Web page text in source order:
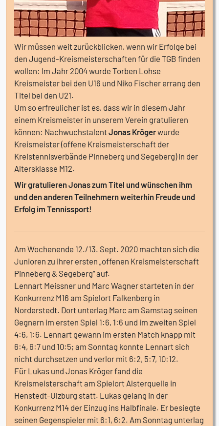
Wir müssen weit zurückblicken, wenn wir Erfolge bei
den Jugend-Kreismeisterschaften für die TGB finden
wollen: Im Jahr 2004 wurde Torben Lohse
Kreismeister bei den U16 und Niko Fischer errang den
Titel bei den U21.
Um so erfreulicher ist es, dass wir in diesem Jahr
einem Kreismeister in unserem Verein gratulieren
können: NachwuchstalentJonas Krögerwurde
Kreismeister (offene Kreismeisterschaft der
Kreistennisverbände Pinneberg und Segeberg) in der
Altersklasse M12.
Wir gratulieren Jonas zum Titel und wünschen ihm
und den anderen Teilnehmern weiterhin Freude und
Erfolg im Tennissport!
Am Wochenende 12./13. Sept. 2020 machten sich die
Junioren zu ihrer ersten „offenen Kreismeisterschaft
Pinneberg & Segeberg“ auf.
Lennart Meissner und Marc Wagner starteten in der
Konkurrenz M16 am Spielort Falkenberg in
Norderstedt. Dort unterlag Marc am Samstag seinen
Gegnern im ersten Spiel 1:6, 1:6 und im zweiten Spiel
4:6, 1:6. Lennart gewann im ersten Match knapp mit
6:4, 6:7 und 10:5; am Sonntag konnte Lennart sich
nicht durchsetzen und verlor mit 6:2, 5:7, 10:12.
Für Lukas und Jonas Kröger fand die
Kreismeisterschaft am Spielort Alsterquelle in
Henstedt-Ulzburg statt. Lukas gelang in der
Konkurrenz M14 der Einzug ins Halbfinale. Er besiegte
seinen Gegenspieler mit 6:1, 6:2. Am Sonntag unterlag